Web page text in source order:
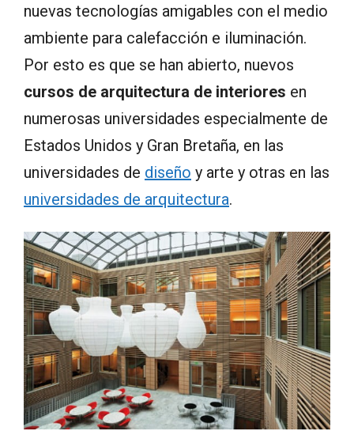
nuevas tecnologías amigables con el medio
ambiente para calefacción e iluminación.
Por esto es que se han abierto, nuevos
cursos de arquitectura de interiores en
numerosas universidades especialmente de
Estados Unidos y Gran Bretaña, en las
universidades de diseño y arte y otras en las
universidades de arquitectura.